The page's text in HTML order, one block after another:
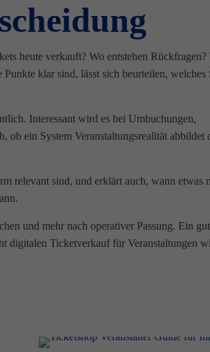
heute verkauft? Wo entstehen Rückfragen?
klar sind, lässt sich beurteilen,
Interessant wird es bei Umbuchungen,
ob ein System Veranstaltungsrealität abbildet
relevant sind, und erklärt auch, wann etwas
und mehr nach operativer Passung. Ein
digitalen Ticketverkauf für Veranstaltungen